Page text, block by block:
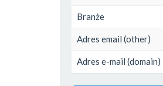
Branże
Adres email (other)
Adres e-mail (domain)